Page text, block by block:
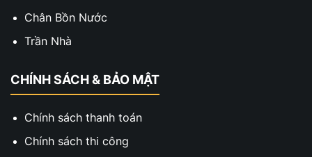
Chân Bồn Nước
Trần Nhà
CHÍNH SÁCH & BẢO MẬT
Chính sách thanh toán
Chính sách thi công